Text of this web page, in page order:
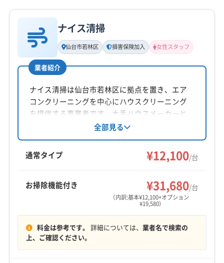
基本情報
代表者名
所在地
宮城県仙台市若林区
対応地域
仙台市宮城野区
仙台市青葉区
仙台市泉区
仙台市太白区 塩竈市 角田市
岩沼市
気仙沼市
栗原市 大崎市
登米市
遠田郡美里町
遠田郡涌谷町
牡鹿郡女川町
刈田郡七ヶ宿町
宮城郡松島町
宮城郡利府町
黒川郡大郷町
黒川郡大衡村
黒川郡大和町
柴田郡柴田町
定休日
なし
ナイス清掃
仙台市若林区 損害保険加入 女性スタッフ
業者紹介
ナイス清掃は仙台市若林区に拠点を置き、エア
コンクリーニングを中心にハウスクリーニング
を提供する事業者です。大手ハウスメーカーと
の提携実績があり、家庭用から業務用まで幅広
く対応。丁寧な作業と損害保険加入で安心のサ
ービスを提供します。複数台割引やオプション
にも対応しています。
全部見る
通常タイプ ¥12,100/台
お掃除機能付き ¥31,680/台
（内訳:基本¥12,100+オプション
¥19,580）
料金は参考です。 詳細については、 業者名で検索の
上、ご確認ください。